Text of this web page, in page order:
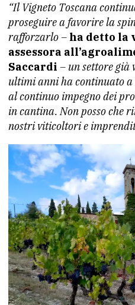
“Il Vigneto Toscana
proseguire a favorire la
rafforzarlo – ha detto la
assessora
Saccardi – un settore già
ultimi anni ha continuato
al continuo impegno dei
in cantina. Non posso che
nostri viticoltori e